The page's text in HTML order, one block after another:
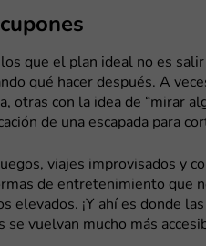
los que el plan ideal no es
qué hacer después. A
otras con la idea de “mirar
de una escapada para
viajes improvisados y
de entretenimiento que
elevados. ¡Y ahí es donde
se vuelvan mucho más